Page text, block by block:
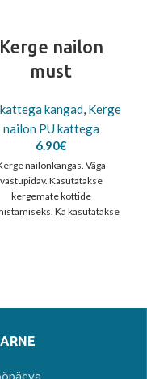
Kerge nailon
must
kangad, Kerge
nailon PU kattega
6.90€
nailonkangas. Väga
vastupidav. Kasutatakse
kergemate kottide
Ka kasutatakse